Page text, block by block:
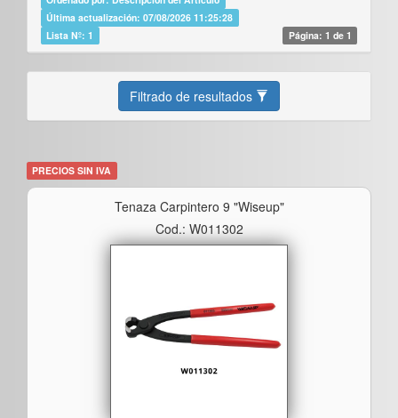
Última actualización: 07/08/2026 11:25:28
Lista Nº: 1
Página: 1 de 1
Filtrado de resultados
PRECIOS SIN IVA
Tenaza Carpintero 9 "wiseup"
Cod.: W011302